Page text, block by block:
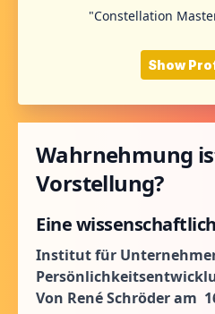
"Constellation
Show
Wahrnehmung
Vorstellung?
Eine
Institut für
Von René Schröder am